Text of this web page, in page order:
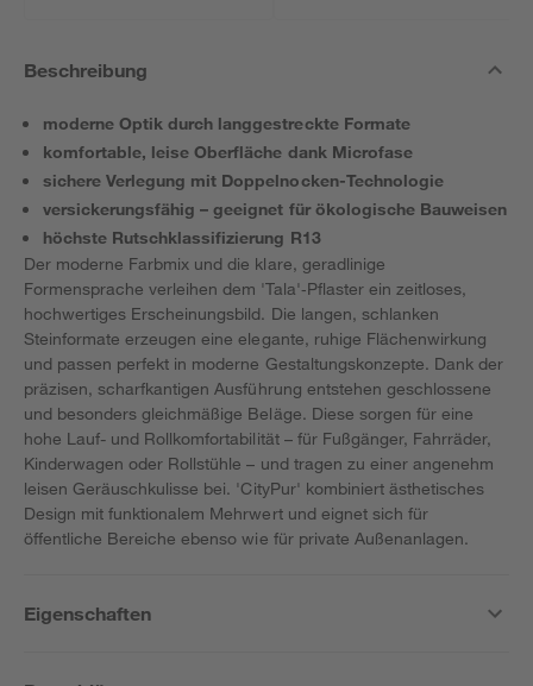
Beschreibung
moderne Optik durch langgestreckte Formate
komfortable, leise Oberfläche dank Microfase
sichere Verlegung mit Doppelnocken-Technologie
versickerungsfähig – geeignet für ökologische Bauweisen
höchste Rutschklassifizierung R13
Der moderne Farbmix und die klare, geradlinige
Formensprache verleihen dem 'Tala'‑Pflaster ein zeitloses,
hochwertiges Erscheinungsbild. Die langen, schlanken
Steinformate erzeugen eine elegante, ruhige Flächenwirkung
und passen perfekt in moderne Gestaltungskonzepte. Dank der
präzisen, scharfkantigen Ausführung entstehen geschlossene
und besonders gleichmäßige Beläge. Diese sorgen für eine
hohe Lauf- und Rollkomfortabilität – für Fußgänger, Fahrräder,
Kinderwagen oder Rollstühle – und tragen zu einer angenehm
leisen Geräuschkulisse bei. 'CityPur' kombiniert ästhetisches
Design mit funktionalem Mehrwert und eignet sich für
öffentliche Bereiche ebenso wie für private Außenanlagen.
Eigenschaften